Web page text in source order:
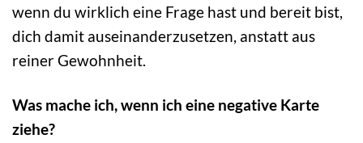
wenn du wirklich eine Frage hast und bereit bist,
dich damit auseinanderzusetzen, anstatt aus
reiner Gewohnheit.
Was mache ich, wenn ich eine negative Karte
ziehe?